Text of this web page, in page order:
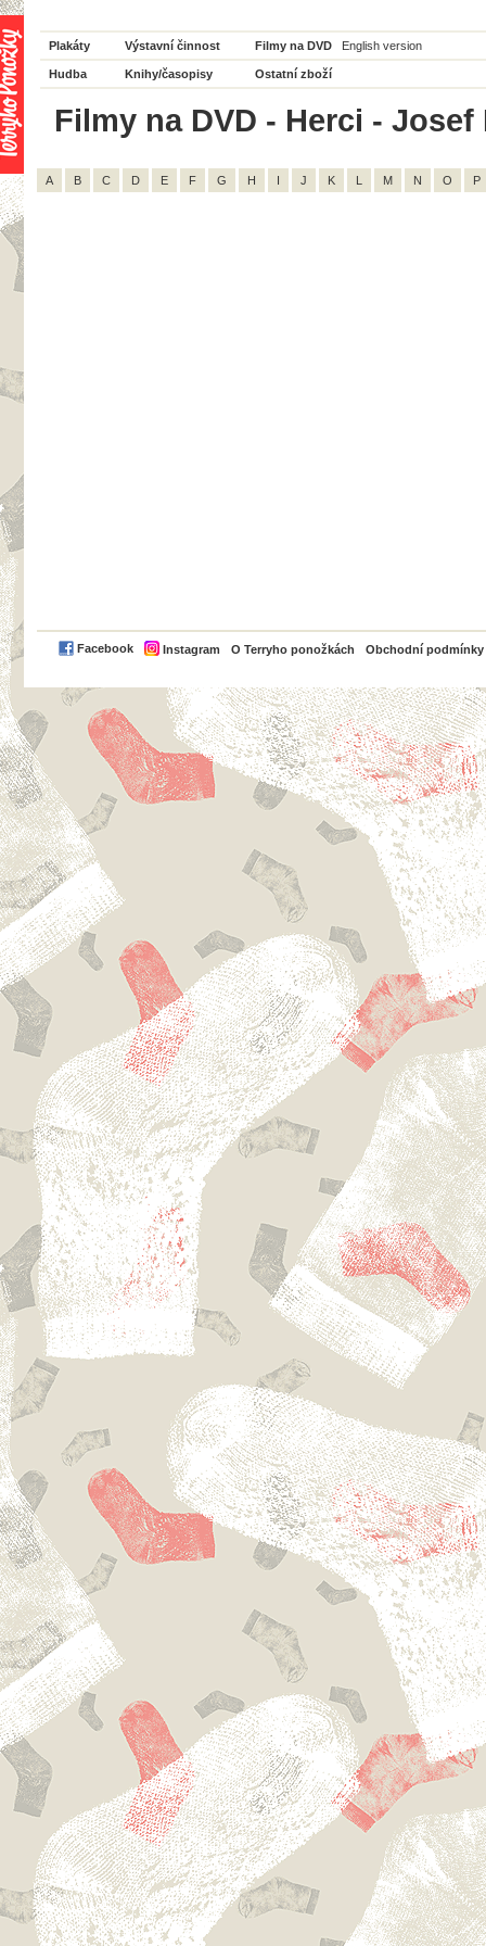
Plakáty Výstavní činnost Filmy na DVD English version
Hudba Knihy/časopisy Ostatní zboží
Filmy na DVD - Herci -
A B C D E F G H I J K L M N O P
Facebook Instagram O Terryho ponožkách Obchodní podmínky
PayPal